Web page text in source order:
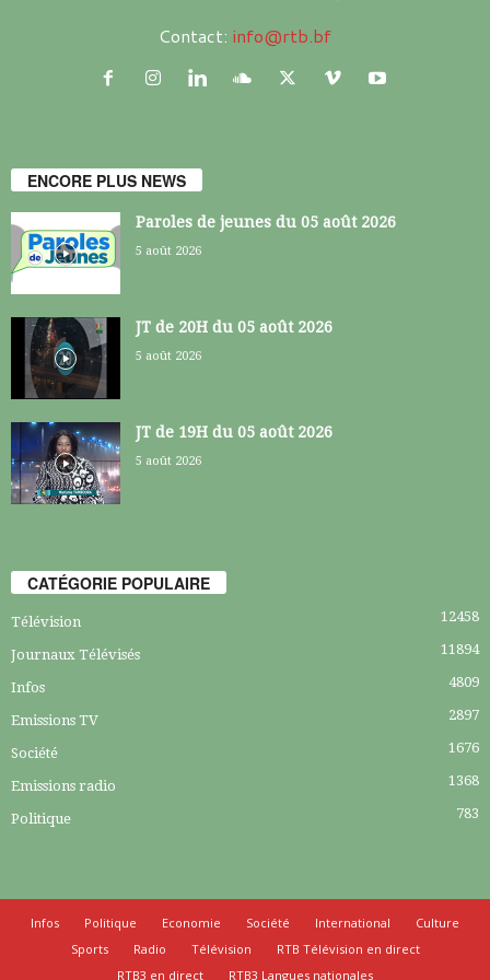
Contact: info@rtb.bf
ENCORE PLUS NEWS
Paroles de jeunes du 05 août 2026
5 août 2026
JT de 20H du 05 août 2026
5 août 2026
JT de 19H du 05 août 2026
5 août 2026
CATÉGORIE POPULAIRE
Télévision 12458
Journaux Télévisés 11894
Infos 4809
Emissions TV 2897
Société 1676
Emissions radio 1368
Politique 783
Infos Politique Economie Société International
Culture
Sports
Radio Télévision
RTB Télévision en direct
RTB3 en direct
RTB3 Langues nationales